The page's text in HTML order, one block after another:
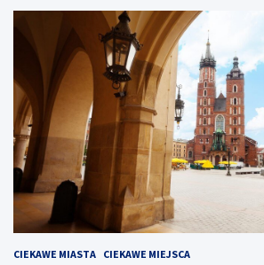
CIEKAWE MIASTA CIEKAWE MIEJSCA